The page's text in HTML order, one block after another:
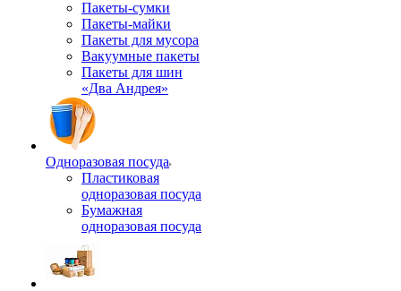
Пакеты-сумки
Пакеты-майки
Пакеты для мусора
Вакуумные пакеты
Пакеты для шин
«Два Андрея»
Одноразовая посуда
Пластиковая
одноразовая посуда
Бумажная
одноразовая посуда